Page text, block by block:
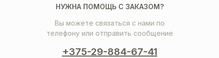
НУЖНА ПОМОЩЬ С ЗАКАЗОМ?
Вы можете связаться с нами по
телефону или отправить сообщение
+375-29-884-67-41